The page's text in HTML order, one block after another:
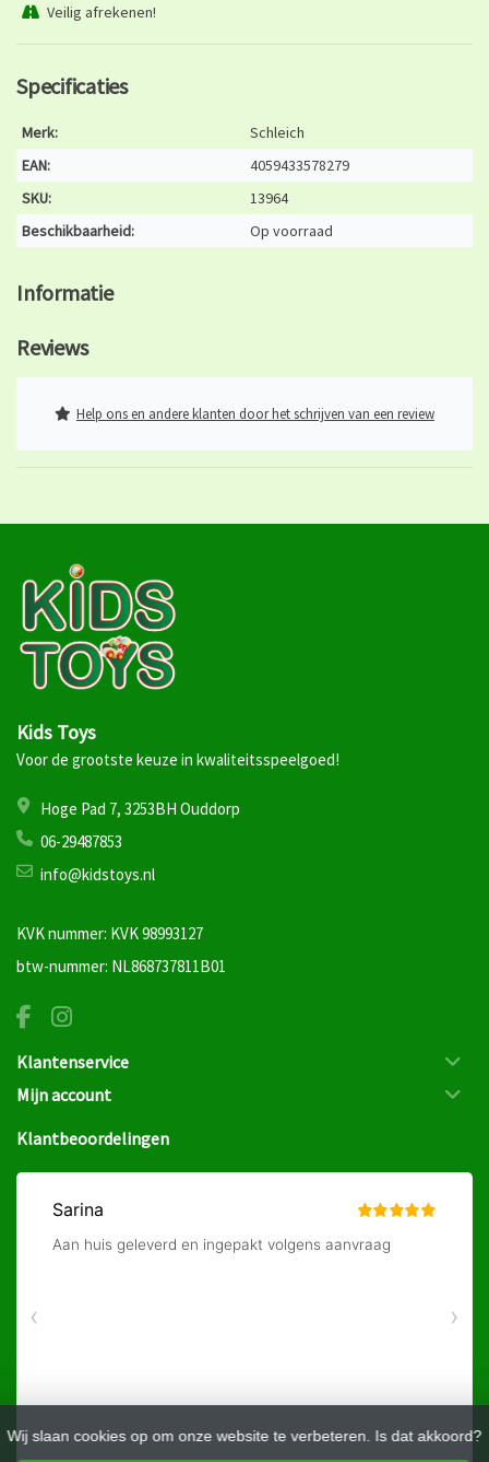
Wij slaan cookies op om onze website te verbeteren. Is dat akkoord?
Veilig afrekenen!
Specificaties
Merk:
Schleich
EAN:
4059433578279
SKU:
13964
Beschikbaarheid:
Op voorraad
Informatie
Reviews
Help ons en andere klanten door het schrijven van een review
Kids Toys
Voor de grootste keuze in kwaliteitsspeelgoed!
Hoge Pad 7, 3253BH Ouddorp
06-29487853
info@kidstoys.nl
KVK nummer: KVK 98993127
btw-nummer: NL868737811B01
Klantenservice
Mijn account
Klantbeoordelingen